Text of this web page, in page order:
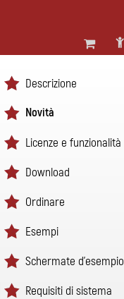
Descrizione
Novità
Licenze e funzionalità
Download
Ordinare
Esempi
Schermate d'esempio
Requisiti di sistema